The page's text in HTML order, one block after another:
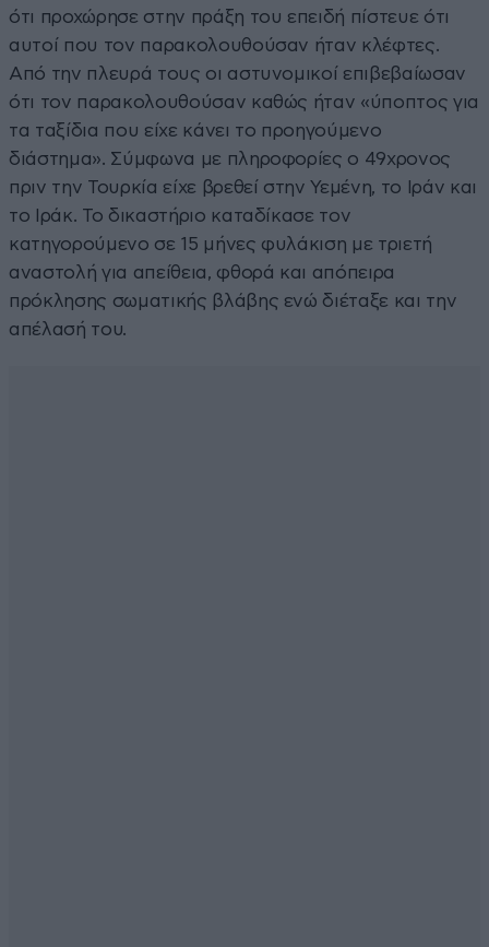
ότι προχώρησε στην πράξη του επειδή πίστευε ότι
αυτοί που τον παρακολουθούσαν ήταν κλέφτες.
Από την πλευρά τους οι αστυνομικοί επιβεβαίωσαν
ότι τον παρακολουθούσαν καθώς ήταν «ύποπτος για
τα ταξίδια που είχε κάνει το προηγούμενο
διάστημα». Σύμφωνα με πληροφορίες ο 49χρονος
πριν την Τουρκία είχε βρεθεί στην Υεμένη, το Ιράν και
το Ιράκ. Το δικαστήριο καταδίκασε τον
κατηγορούμενο σε 15 μήνες φυλάκιση με τριετή
αναστολή για απείθεια, φθορά και απόπειρα
πρόκλησης σωματικής βλάβης ενώ διέταξε και την
απέλασή του.